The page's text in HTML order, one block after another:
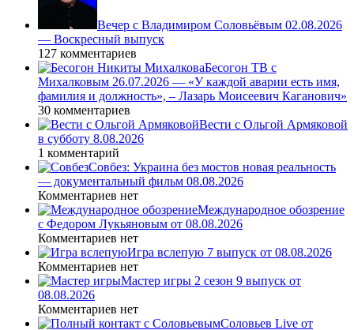
Вечер с Владимиром Соловьёвым 02.08.2026
— Воскресный выпуск
127 комментариев
Бесогон ТВ с
Михалковым 26.07.2026 — «У каждой аварии есть имя,
фамилия и должность», – Лазарь Моисеевич Каганович»
30 комментариев
Вести с Ольгой Армяковой
в субботу 8.08.2026
1 комментарий
Совбез: Украина без мостов новая реальность
— документальный фильм 08.08.2026
Комментариев нет
Международное обозрение
с Федором Лукьяновым от 08.08.2026
Комментариев нет
Игра вслепую 7 выпуск от 08.08.2026
Комментариев нет
Мастер игры 2 сезон 9 выпуск от
08.08.2026
Комментариев нет
Соловьев Live от